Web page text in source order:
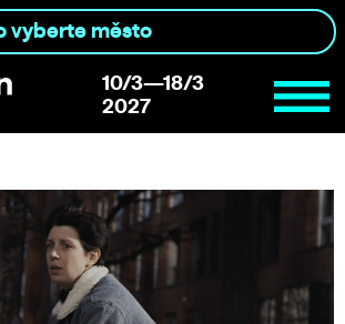
10/3—18/3
2027